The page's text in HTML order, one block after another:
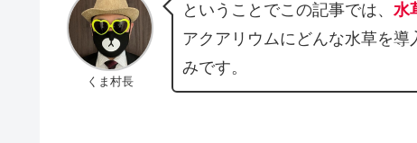
くま村長
ということでこの記事では、 水
アクアリウムにどんな水草を
みです。